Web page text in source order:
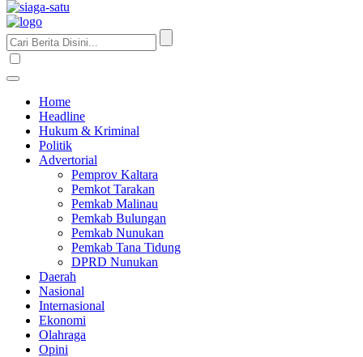
Home
Headline
Hukum & Kriminal
Politik
Advertorial
Pemprov Kaltara
Pemkot Tarakan
Pemkab Malinau
Pemkab Bulungan
Pemkab Nunukan
Pemkab Tana Tidung
DPRD Nunukan
Daerah
Nasional
Internasional
Ekonomi
Olahraga
Opini